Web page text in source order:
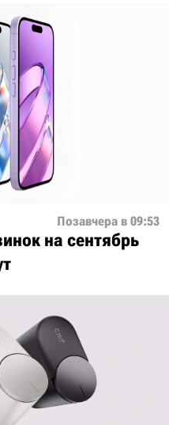
Позавчера в 09:53
на сентябрь